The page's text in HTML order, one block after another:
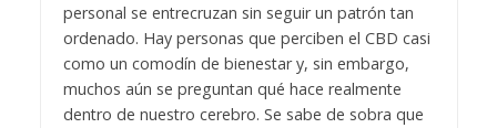
personal se entrecruzan sin seguir un patrón tan
ordenado. Hay personas que perciben el CBD casi
como un comodín de bienestar y, sin embargo,
muchos aún se preguntan qué hace realmente
dentro de nuestro cerebro. Se sabe de sobra que